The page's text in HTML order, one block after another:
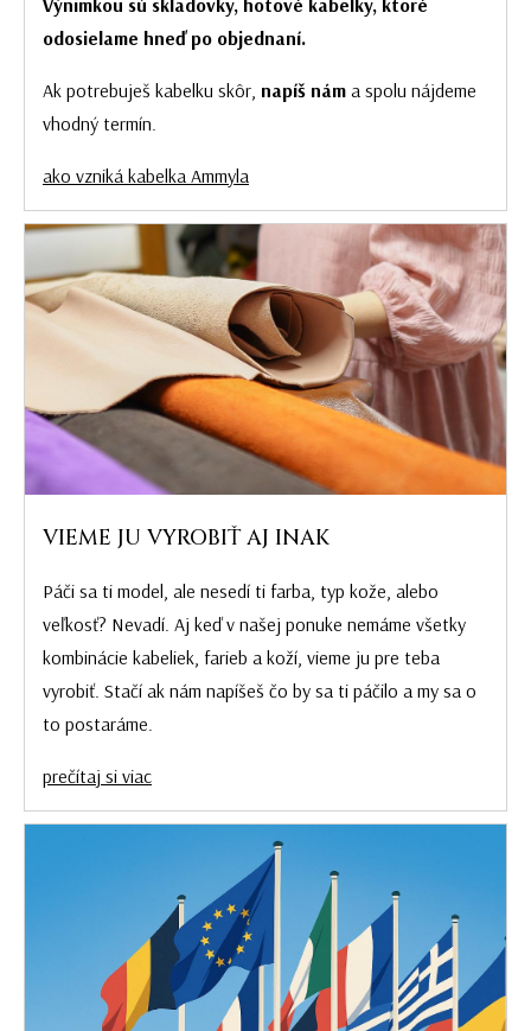
odosielame hneď po objednaní.
Ak potrebuješ kabelku skôr, napíš nám a spolu nájdeme
vhodný termín.
ako vzniká kabelka Ammyla
VIEME JU VYROBIŤ AJ INAK
Páči sa ti model, ale nesedí ti farba, typ kože, alebo
veľkosť? Nevadí. Aj keď v našej ponuke nemáme všetky
kombinácie kabeliek, farieb a koží, vieme ju pre teba
vyrobiť. Stačí ak nám napíšeš čo by sa ti páčilo a my sa o
to postaráme.
prečítaj si viac